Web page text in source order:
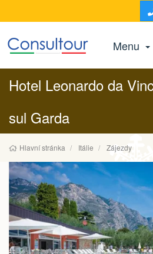
Menu
Hotel Leonardo da
sul Garda
Hlavní stránka Itálie Zájezdy